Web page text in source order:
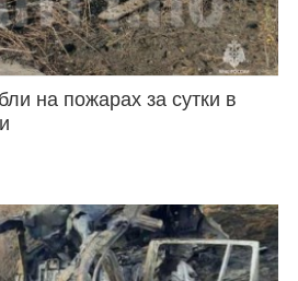
на пожарах за сутки в